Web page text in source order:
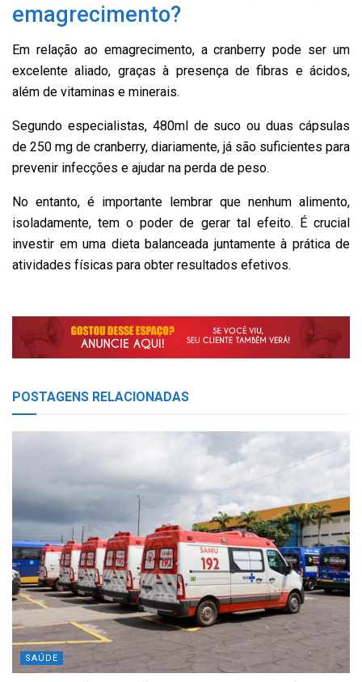
emagrecimento?
Em relação ao emagrecimento, a cranberry pode ser um
excelente aliado, graças à presença de fibras e ácidos,
além de vitaminas e minerais.
Segundo especialistas, 480ml de suco ou duas cápsulas
de 250 mg de cranberry, diariamente, já são suficientes para
prevenir infecções e ajudar na perda de peso.
No entanto, é importante lembrar que nenhum alimento,
isoladamente, tem o poder de gerar tal efeito. É crucial
investir em uma dieta balanceada juntamente à prática de
atividades físicas para obter resultados efetivos.
POSTAGENS RELACIONADAS
SAÚDE